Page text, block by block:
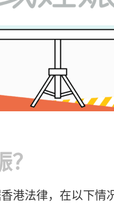
港法律，在以下情